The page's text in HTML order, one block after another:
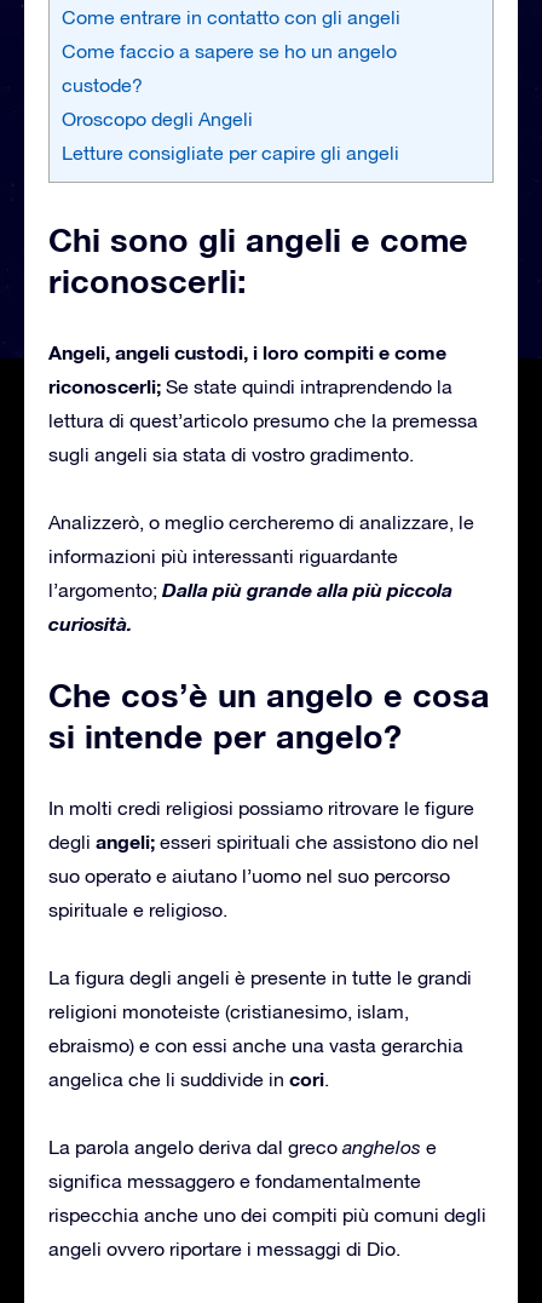
Come entrare in contatto con gli angeli
Come faccio a sapere se ho un angelo
custode?
Oroscopo degli Angeli
Letture consigliate per capire gli angeli
Chi sono gli angeli e come
riconoscerli:
Angeli, angeli custodi, i loro compiti e come
riconoscerli; Se state quindi intraprendendo la
lettura di quest’articolo presumo che la premessa
sugli angeli sia stata di vostro gradimento.
Analizzerò, o meglio cercheremo di analizzare, le
informazioni più interessanti riguardante
l’argomento; Dalla più grande alla più piccola
curiosità.
Che cos’è un angelo e cosa
si intende per angelo?
In molti credi religiosi possiamo ritrovare le figure
degli angeli; esseri spirituali che assistono dio nel
suo operato e aiutano l’uomo nel suo percorso
spirituale e religioso.
La figura degli angeli è presente in tutte le grandi
religioni monoteiste (cristianesimo, islam,
ebraismo) e con essi anche una vasta gerarchia
angelica che li suddivide in cori.
La parola angelo deriva dal greco anghelos e
significa messaggero e fondamentalmente
rispecchia anche uno dei compiti più comuni degli
angeli ovvero riportare i messaggi di Dio.